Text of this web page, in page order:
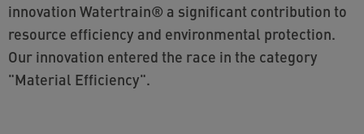
innovation Watertrain® a significant contribution to
resource efficiency and environmental protection.
Our innovation entered the race in the category
"Material Efficiency".